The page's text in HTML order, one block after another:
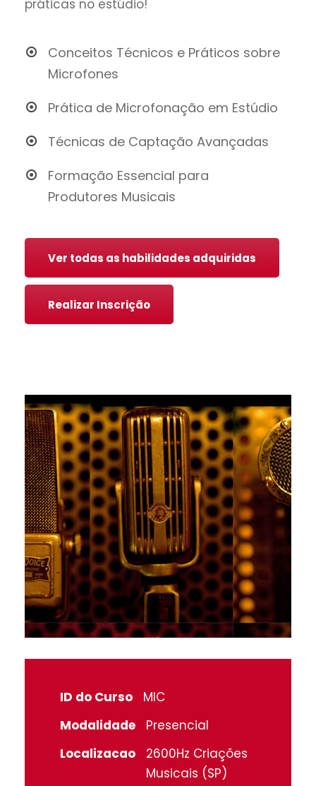
práticas no estúdio!
Conceitos Técnicos e Práticos sobre
Microfones
Prática de Microfonação em Estúdio
Técnicas de Captação Avançadas
Formação Essencial para
Produtores Musicais
Ver todas as habilidades adquiridas
Realizar Inscrição
ID do Curso
MIC
Modalidade
Presencial
Localizacao
2600Hz Criações
Musicais (SP)